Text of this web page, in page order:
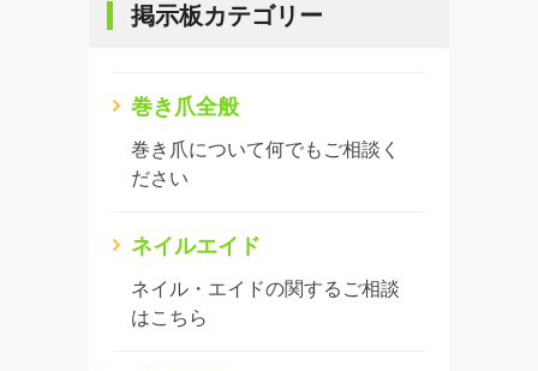
掲示板カテゴリー
巻き爪全般
巻き爪について何でもご相談く
ださい
ネイルエイド
ネイル・エイドの関するご相談
はこちら